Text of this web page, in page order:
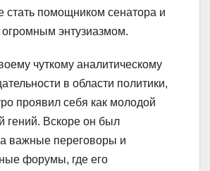
стать помощником сенатора и
огромным энтузиазмом.
чуткому аналитическому
в области политики,
проявил себя как молодой
гений. Вскоре он был
важные переговоры и
форумы, где его